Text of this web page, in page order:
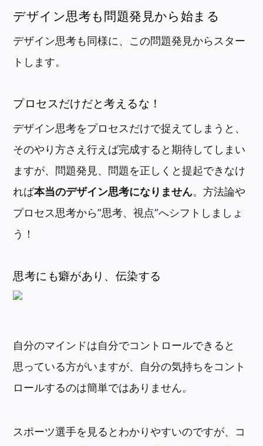
デザイン思考も問題発見から始まる
デザイン思考も同様に、この問題発見からスター
トします。
プロセスだけだと考えるな！
デザイン思考をプロセスだけで捉えてしまうと、
そのやり方さえ行えば完成すると期待してしまい
ますが、問題発見、問題を正しくと提起できなけ
れば本当のデザイン思考になりません。方法論や
プロセス思考から”思考、視点”へシフトしましょ
う！
思考にも癖があり、伝染する
自分のマインドは自分でコントロールできると
思っている方がいますが、自分の気持ちをコント
ロールするのは簡単ではありません。
スポーツ選手を見るとわかりやすいのですが、コ